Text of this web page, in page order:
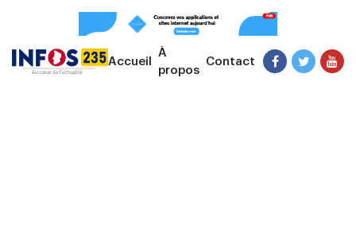
Accueil
À
propos
Contact